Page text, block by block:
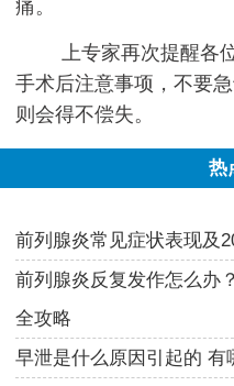
痛。
上专家再次提醒各
手术后注意事项，不要
则会得不偿失。
热
前列腺炎常见症状表现及
前列腺炎反复发作怎么办
全攻略
早泄是什么原因引起的 有